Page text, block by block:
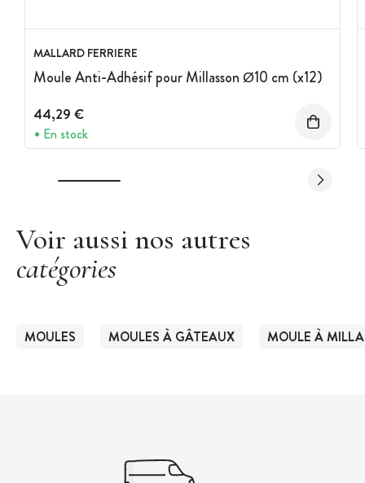
MALLARD FERRIERE
Moule Anti-Adhésif pour Millasson Ø10 cm (x12)
44,29 €
En stock
Voir aussi nos autres
catégories
MOULES MOULES À GÂTEAUX MOULE À